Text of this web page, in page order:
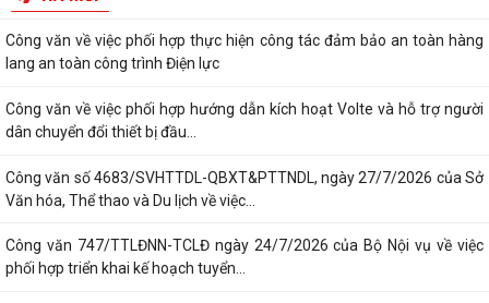
Công văn về việc phối hợp thực hiện công tác đảm bảo an toàn hàng
lang an toàn công trình Điện lực
Công văn về việc phối hợp hướng dẫn kích hoạt Volte và hỗ trợ người
dân chuyển đổi thiết bị đầu...
Công văn số 4683/SVHTTDL-QBXT&PTTNDL, ngày 27/7/2026 của Sở
Văn hóa, Thể thao và Du lịch về việc...
Công văn 747/TTLĐNN-TCLĐ ngày 24/7/2026 của Bộ Nội vụ về việc
phối hợp triển khai kế hoạch tuyển...